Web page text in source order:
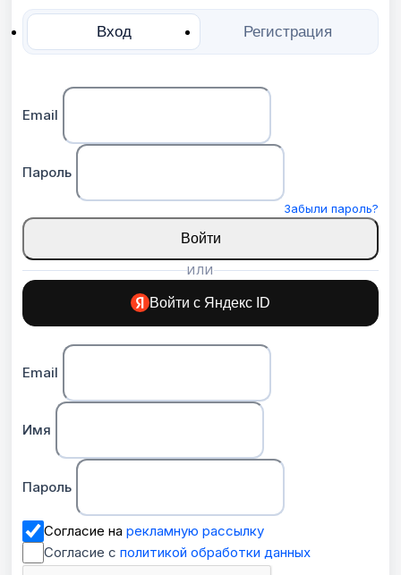
Вход Регистрация
Email
Пароль
Забыли пароль?
Войти
ИЛИ
Войти с Яндекс ID
Email
Имя
Пароль
Согласие на рекламную рассылку
Согласие с политикой обработки данных